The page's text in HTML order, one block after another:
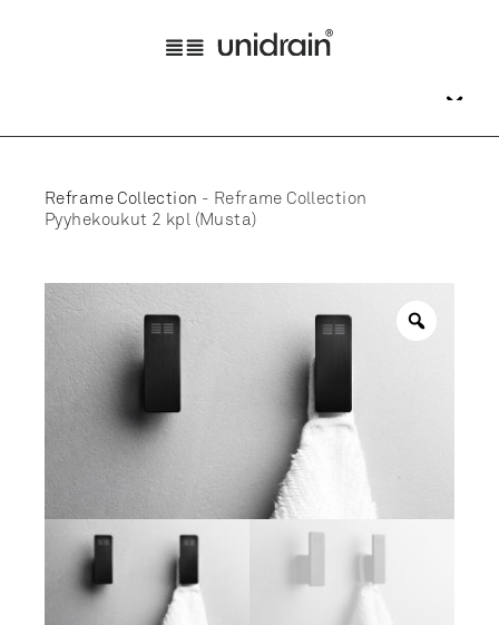
Reframe Collection - Reframe Collection
Pyyhekoukut 2 kpl (Musta)